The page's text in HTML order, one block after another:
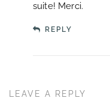
suite! Merci.
REPLY
LEAVE A REPLY